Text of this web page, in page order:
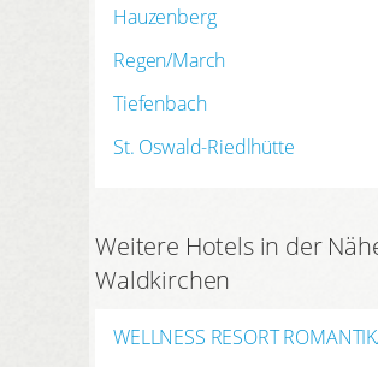
Hauzenberg
Regen/March
Tiefenbach
St. Oswald-Riedlhütte
Weitere Hotels in der
Waldkirchen
WELLNESS RESORT